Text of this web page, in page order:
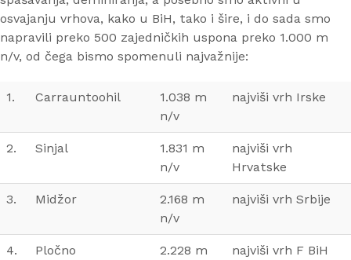
osvajanju vrhova, kako u BiH, tako i šire, i do sada smo
napravili preko 500 zajedničkih uspona preko 1.000 m
n/v, od čega bismo spomenuli najvažnije:
1. Carrauntoohil
1.038 m
n/v
najviši vrh Irske
2. Sinjal
1.831 m
n/v
najviši vrh
Hrvatske
3. Midžor
2.168 m
n/v
najviši vrh Srbije
4. Pločno
2.228 m
najviši vrh F BiH